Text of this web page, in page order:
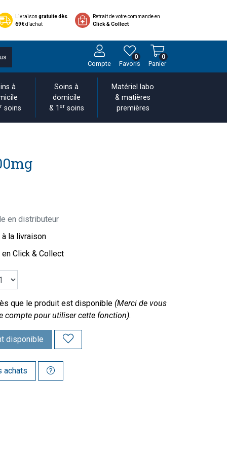
Livraisongratuite dès
69€d’achat
Retrait de votre commande en
Click & Collect
Compte Favoris
0
Panier
0
à
soins
Soins à
domicile
& 1 ersoins
Matériel labo
& matières
premières
en distributeur
la livraison
Click & Collect
que le produit est disponible (Merci de vous
compte pour utiliser cette fonction).
disponible
achats